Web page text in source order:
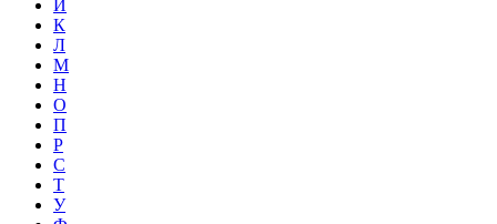
И
К
Л
М
Н
О
П
Р
С
Т
У